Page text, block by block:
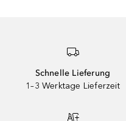
Schnelle Lieferung
1–3 Werktage Lieferzeit